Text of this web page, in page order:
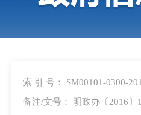
索 引 号： SM00101-0300-
备注/文号： 明政办〔2016〕